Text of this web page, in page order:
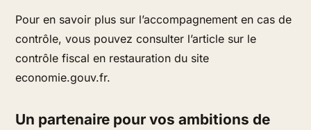
Pour en savoir plus sur l’accompagnement en cas de
contrôle, vous pouvez consulter l’article sur le
contrôle fiscal en restauration du site
economie.gouv.fr.
Un partenaire pour vos ambitions de